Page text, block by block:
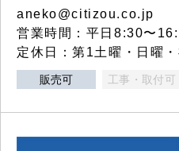
aneko@citizou.co.jp
営業時間：平日8:30〜
定休日：第1土曜・日曜・
販売可 工事・取付可